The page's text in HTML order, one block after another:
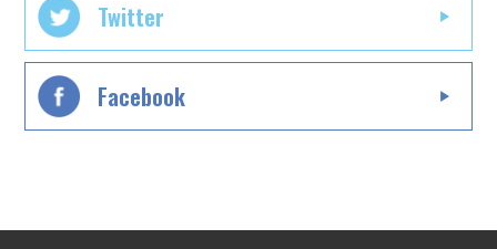
Twitter
Facebook